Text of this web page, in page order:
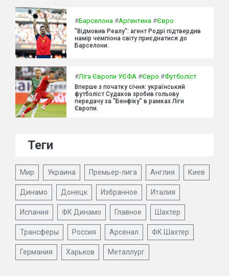
#Барселона #Аргентина #Євро
"Відмовив Реалу": агент Родрі підтвердив
намір чемпіона світу приєднатися до
Барселони.
#Ліга Європи УЄФА #Євро #Футболіст
Вперше з початку січня: український
футболіст Судаков зробив гольову
передачу за "Бенфіку" в рамках Ліги
Європи.
Теги
Мир Украина Премьер-лига Англия Киев
Динамо Донецк Избранное Италия
Испания ФК Динамо Главное Шахтер
Трансферы Россия Арсенал ФК Шахтер
Германия Харьков Металлург